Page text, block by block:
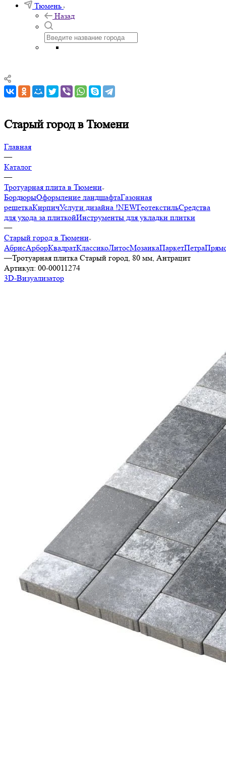
Тюмень
Назад
Старый город в Тюмени
Главная
—
Каталог
—
Тротуарная плита в Тюмени
БордюрыОформление ландшафтаГазонная
решеткаКирпичУслуги дизайна !NEWГеотекстильСредства
для ухода за плиткойИнструменты для укладки плитки
—
Старый город в Тюмени
АбрисАрборКвадратКлассикоЛитосМозаикаПаркетПетра
—Тротуарная плитка Старый город, 80 мм, Антрацит
Артикул: 00-00011274
3D-Визуализатор